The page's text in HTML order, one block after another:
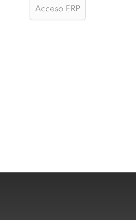
Acceso ERP